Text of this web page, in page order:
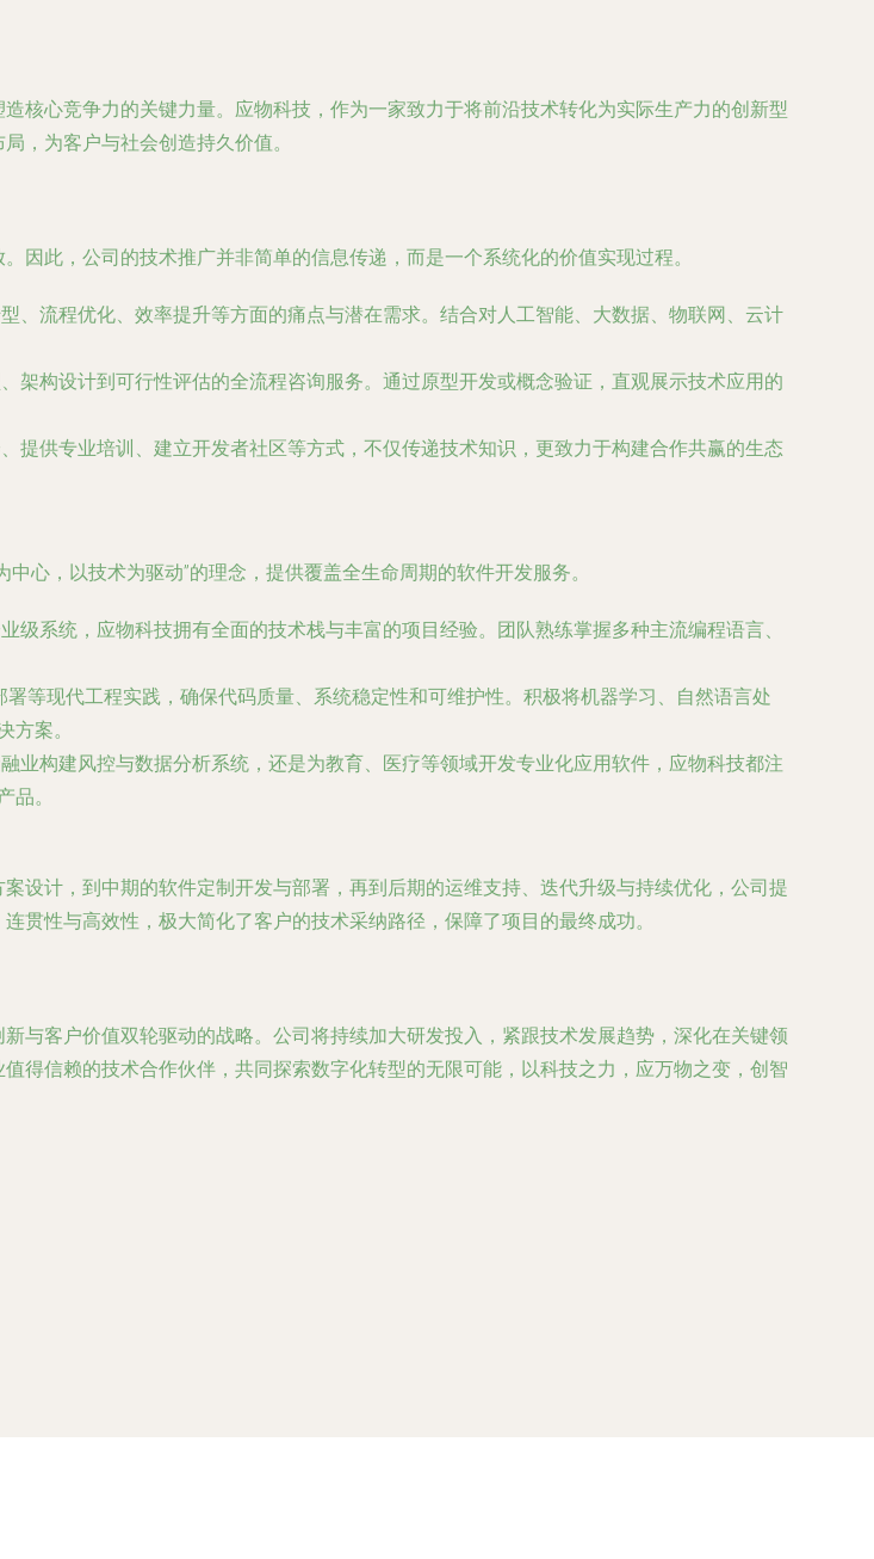
核心竞争力的关键力量。应物科技，作为一家致力于将前沿技术转化为实际生产力的创新型
，为客户与社会创造持久价值。
因此，公司的技术推广并非简单的信息传递，而是一个系统化的价值实现过程。
、流程优化、效率提升等方面的痛点与潜在需求。结合对人工智能、大数据、物联网、云计
架构设计到可行性评估的全流程咨询服务。通过原型开发或概念验证，直观展示技术应用的
提供专业培训、建立开发者社区等方式，不仅传递技术知识，更致力于构建合作共赢的生态
心，以技术为驱动”的理念，提供覆盖全生命周期的软件开发服务。
级系统，应物科技拥有全面的技术栈与丰富的项目经验。团队熟练掌握多种主流编程语言、
等现代工程实践，确保代码质量、系统稳定性和可维护性。积极将机器学习、自然语言处
方案。
业构建风控与数据分析系统，还是为教育、医疗等领域开发专业化应用软件，应物科技都注
品。
设计，到中期的软件定制开发与部署，再到后期的运维支持、迭代升级与持续优化，公司提
贯性与高效性，极大简化了客户的技术采纳路径，保障了项目的最终成功。
与客户价值双轮驱动的战略。公司将持续加大研发投入，紧跟技术发展趋势，深化在关键领
得信赖的技术合作伙伴，共同探索数字化转型的无限可能，以科技之力，应万物之变，创智